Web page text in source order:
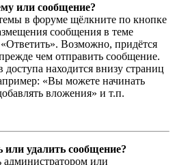
или сообщение?
в форуме щёлкните по кнопке
сообщения в теме
Возможно, придётся
чем отправить сообщение.
находится внизу страниц
«Вы можете начинать
вложения» и т.п.
удалить сообщение?
администратором или